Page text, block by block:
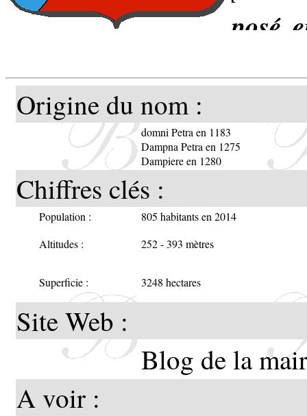
posé
veut
donc
Origine du nom :
domni Petra en 1183
Dampna Petra en 1275
Dampiere en 1280
Chiffres clés :
Population :
805 habitants en 2014
Altitudes :
252 - 393 mètres
Superficie : 3248 hectares
Site Web :
Blog de la
A voir :